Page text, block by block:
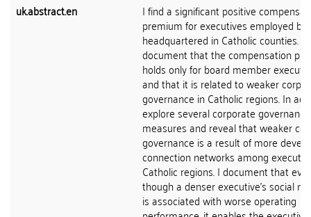
uk.abstract.en
I find a significant positive
premium for executives employed by
headquartered in Catholic counties. I
document that the compensation
holds only for board member
and that it is related to weaker
governance in Catholic regions. In
explore several corporate governance
measures and reveal that weaker
governance is a result of more
connection networks among
Catholic regions. I document that
though a denser executive's social
is associated with worse operating